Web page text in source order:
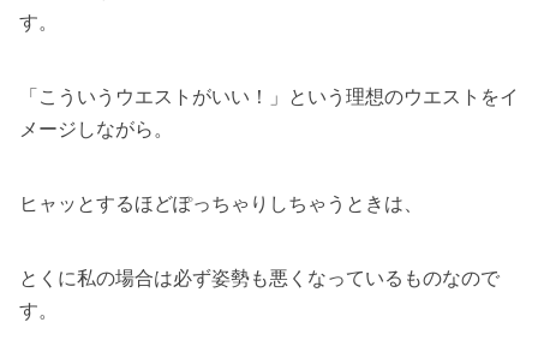
す。
「こういうウエストがいい！」という理想のウエストをイ
メージしながら。
ヒャッとするほどぽっちゃりしちゃうときは、
とくに私の場合は必ず姿勢も悪くなっているものなので
す。